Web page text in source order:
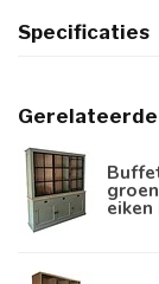
Specificaties